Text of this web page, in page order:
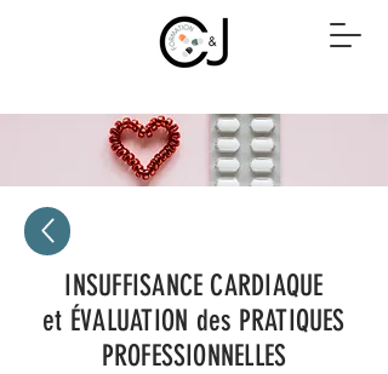
INSUFFISANCE CARDIAQUE
et ÉVALUATION des PRATIQUES
PROFESSIONNELLES